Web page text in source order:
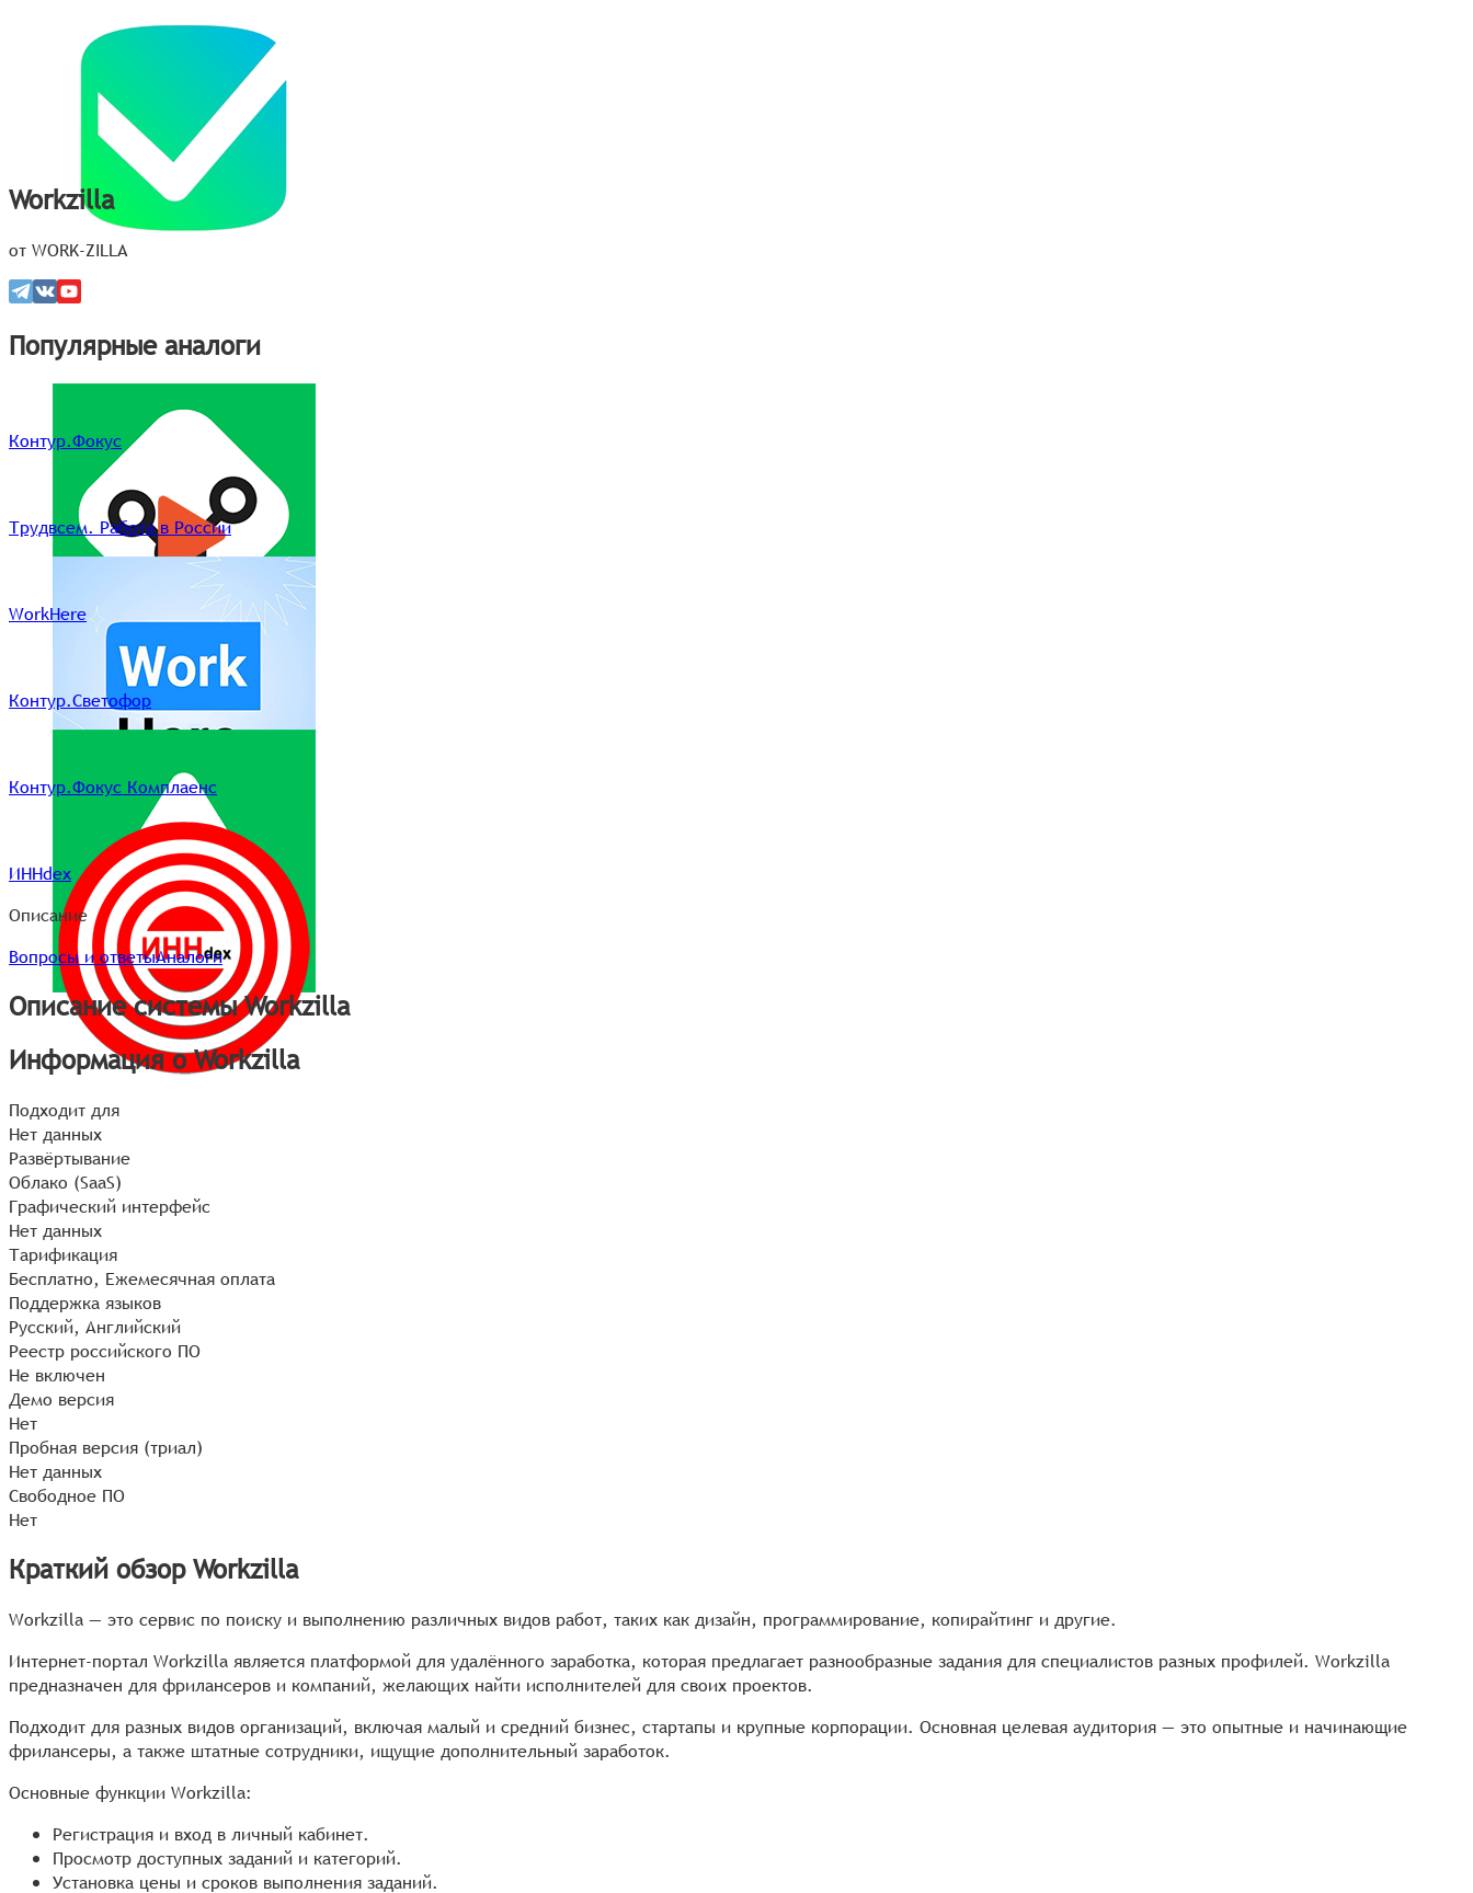
Workzilla
от WORK-ZILLA
Популярные аналоги
Контур.Фокус
Трудвсем. Работа в России
WorkHere
Контур.Светофор
Контур.Фокус Комплаенс
ИННdex
Описание
Вопросы и ответыАналоги
Описание системы Workzilla
Информация о Workzilla
Подходит для
Нет данных
Развёртывание
Облако (SaaS)
Графический интерфейс
Нет данных
Тарификация
Бесплатно, Ежемесячная оплата
Поддержка языков
Русский, Английский
Реестр российского ПО
Не включен
Демо версия
Нет
Пробная версия (триал)
Нет данных
Свободное ПО
Нет
Краткий обзор Workzilla
Workzilla — это сервис по поиску и выполнению различных видов работ, таких как дизайн, программирование, копирайтинг и другие.
Интернет-портал Workzilla является платформой для удалённого заработка, которая предлагает разнообразные задания для специалистов разных профилей. Workzilla
предназначен для фрилансеров и компаний, желающих найти исполнителей для своих проектов.
Подходит для разных видов организаций, включая малый и средний бизнес, стартапы и крупные корпорации. Основная целевая аудитория — это опытные и начинающие
фрилансеры, а также штатные сотрудники, ищущие дополнительный заработок.
Основные функции Workzilla:
Регистрация и вход в личный кабинет.
Просмотр доступных заданий и категорий.
Установка цены и сроков выполнения заданий.